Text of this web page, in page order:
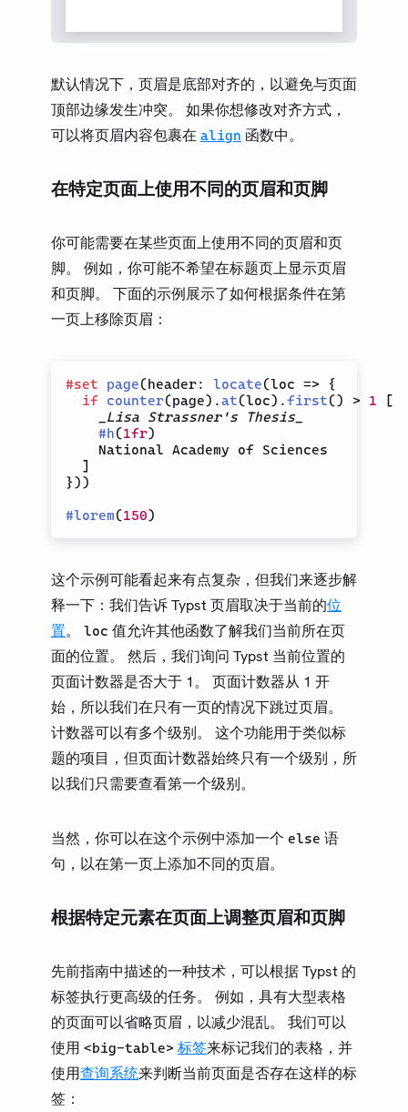
默认情况下，页眉是底部对齐的，以避免与页面
顶部边缘发生冲突。 如果你想修改对齐方式，
可以将页眉内容包裹在 align 函数中。
在特定页面上使用不同的页眉和页脚
你可能需要在某些页面上使用不同的页眉和页
脚。 例如，你可能不希望在标题页上显示页眉
和页脚。 下面的示例展示了如何根据条件在第
一页上移除页眉：
#set page(header: locate(loc =>
{
if counter(page) .at(loc) .first() > 1
[
_Lisa Strassner's Thesis_
#h(1fr)
    National Academy of Sciences
]
}))
#lorem(150)
这个示例可能看起来有点复杂，但我们来逐步解
释一下：我们告诉 Typst 页眉取决于当前的位
置。 loc 值允许其他函数了解我们当前所在页
面的位置。 然后，我们询问 Typst 当前位置的
页面计数器是否大于 1。 页面计数器从 1 开
始，所以我们在只有一页的情况下跳过页眉。
计数器可以有多个级别。 这个功能用于类似标
题的项目，但页面计数器始终只有一个级别，所
以我们只需要查看第一个级别。
当然，你可以在这个示例中添加一个 else 语
句，以在第一页上添加不同的页眉。
根据特定元素在页面上调整页眉和页脚
先前指南中描述的一种技术，可以根据 Typst 的
标签执行更高级的任务。 例如，具有大型表格
的页面可以省略页眉，以减少混乱。 我们可以
使用 <big-table> 标签来标记我们的表格，并
使用查询系统来判断当前页面是否存在这样的标
签：